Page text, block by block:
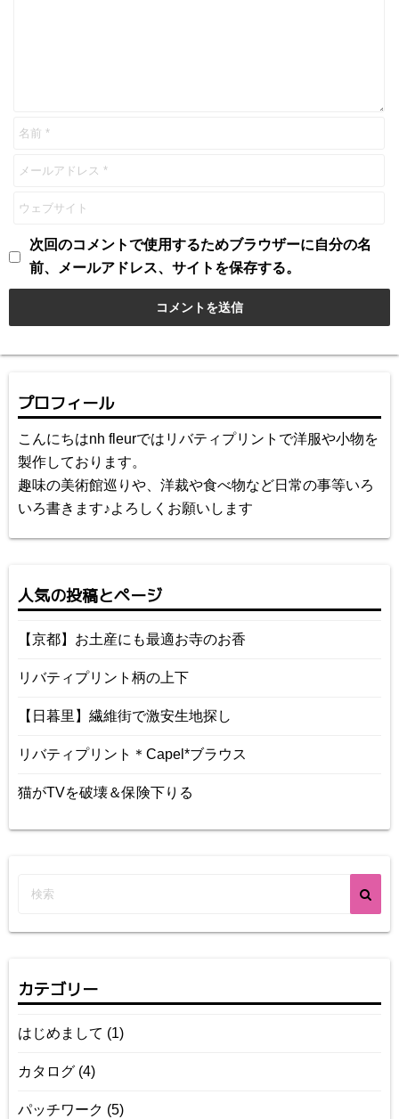
次回のコメントで使用するためブラウザーに自分の名
前、メールアドレス、サイトを保存する。
プロフィール
こんにちはnh fleurではリバティプリントで洋服や小物を
製作しております。
趣味の美術館巡りや、洋裁や食べ物など日常の事等いろ
いろ書きます♪よろしくお願いします
人気の投稿とページ
【京都】お土産にも最適お寺のお香
リバティプリント柄の上下
【日暮里】繊維街で激安生地探し
リバティプリント＊Capel*ブラウス
猫がTVを破壊＆保険下りる
カテゴリー
はじめまして (1)
カタログ (4)
パッチワーク (5)